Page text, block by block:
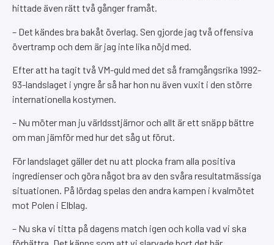
hittade även rätt två gånger framåt.
– Det kändes bra bakåt överlag. Sen gjorde jag två offensiva
övertramp och dem är jag inte lika nöjd med.
Efter att ha tagit två VM-guld med det så framgångsrika 1992-
93-landslaget i yngre år så har hon nu även vuxit i den större
internationella kostymen.
– Nu möter man ju världsstjärnor och allt är ett snäpp bättre
om man jämför med hur det såg ut förut.
För landslaget gäller det nu att plocka fram alla positiva
ingredienser och göra något bra av den svåra resultatmässiga
situationen. På lördag spelas den andra kampen i kvalmötet
mot Polen i Elblag.
– Nu ska vi titta på dagens match igen och kolla vad vi ska